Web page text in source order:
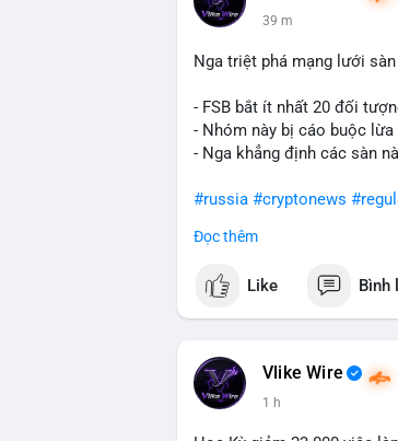
#whalealert ,#smartmoney
chuyển ví lạnh:#45btc
39 m
Nga triệt phá mạng lưới
- FSB bắt ít nhất 20 đối
- Nhóm này bị cáo buộc
- Nga khẳng định các sàn
#russia #cryptonews
$btc $eth
#vlikevn #titanbot
Đọc thêm
Like Bình
Vlike Wire
1 h